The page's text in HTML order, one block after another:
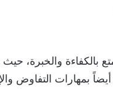
بالكفاءة والخبرة،
بمهارات التفاوض